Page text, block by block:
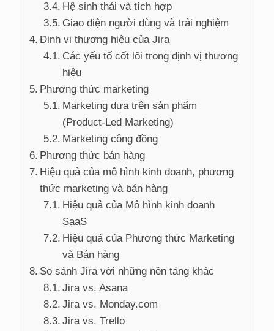
Hệ sinh thái và tích hợp
Giao diện người dùng và trải nghiệm
Định vị thương hiệu của Jira
Các yếu tố cốt lõi trong định vị thương
hiệu
Phương thức marketing
Marketing dựa trên sản phẩm
(Product-Led Marketing)
Marketing cộng đồng
Phương thức bán hàng
Hiệu quả của mô hình kinh doanh, phương
thức marketing và bán hàng
Hiệu quả của Mô hình kinh doanh
SaaS
Hiệu quả của Phương thức Marketing
và Bán hàng
So sánh Jira với những nền tảng khác
Jira vs. Asana
Jira vs. Monday.com
Jira vs. Trello